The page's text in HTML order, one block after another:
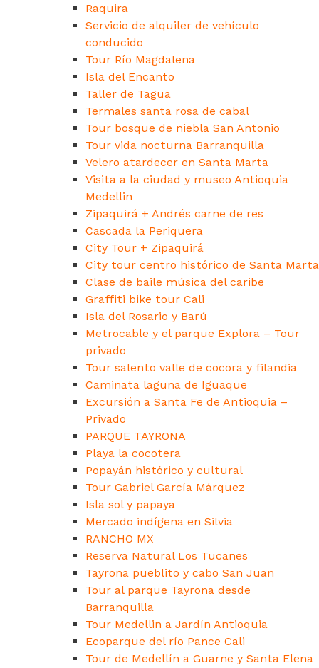
Raquira
Servicio de alquiler de vehículo
conducido
Tour Río Magdalena
Isla del Encanto
Taller de Tagua
Termales santa rosa de cabal
Tour bosque de niebla San Antonio
Tour vida nocturna Barranquilla
Velero atardecer en Santa Marta
Visita a la ciudad y museo Antioquia
Medellin
Zipaquirá + Andrés carne de res
Cascada la Periquera
City Tour + Zipaquirá
City tour centro histórico de Santa Marta
Clase de baile música del caribe
Graffiti bike tour Cali
Isla del Rosario y Barú
Metrocable y el parque Explora – Tour
privado
Tour salento valle de cocora y filandia
Caminata laguna de Iguaque
Excursión a Santa Fe de Antioquia –
Privado
PARQUE TAYRONA
Playa la cocotera
Popayán histórico y cultural
Tour Gabriel García Márquez
Isla sol y papaya
Mercado indígena en Silvia
RANCHO MX
Reserva Natural Los Tucanes
Tayrona pueblito y cabo San Juan
Tour al parque Tayrona desde
Barranquilla
Tour Medellin a Jardín Antioquia
Ecoparque del río Pance Cali
Tour de Medellín a Guarne y Santa Elena